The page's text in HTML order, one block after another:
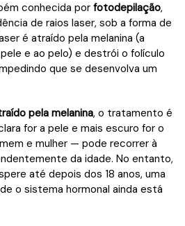
conhecida porfotodepilação,
de raios laser, sob a forma de
é atraído pela melanina (a
e ao pelo) e destrói o folículo
que se desenvolva um
pela melanina, o tratamento é
for a pele e mais escuro for o
e mulher — pode recorrer à
da idade. No entanto,
até depois dos 18 anos, uma
o sistema hormonal ainda está